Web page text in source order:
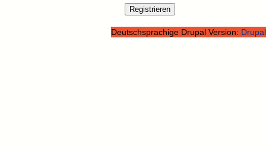
Deutschsprachige Drupal Version: